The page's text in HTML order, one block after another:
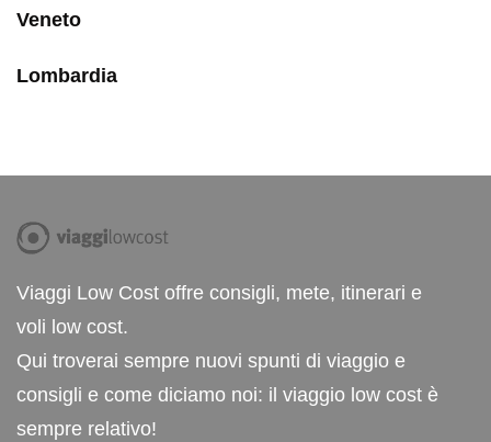
Veneto
Lombardia
Viaggi Low Cost offre consigli, mete, itinerari e
voli low cost.
Qui troverai sempre nuovi spunti di viaggio e
consigli e come diciamo noi: il viaggio low cost è
sempre relativo!